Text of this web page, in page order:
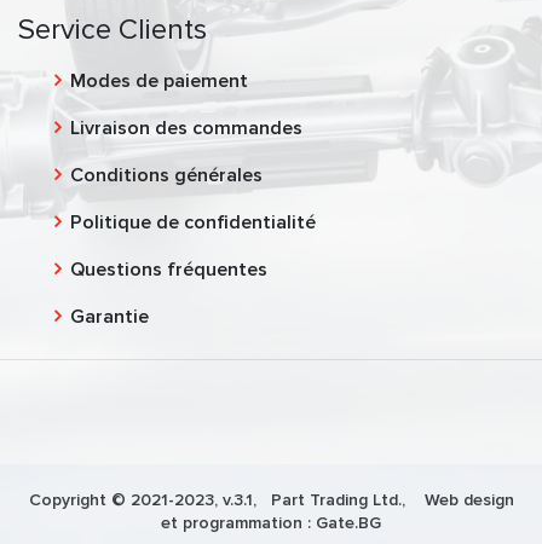
Service Clients
Modes de paiement
Livraison des commandes
Conditions générales
Politique de confidentialité
Questions fréquentes
Garantie
Copyright © 2021-2023, v.3.1, Part Trading Ltd., Web design
et programmation : Gate.BG